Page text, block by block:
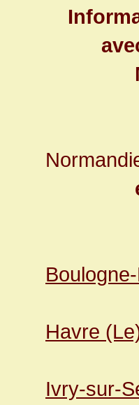
Havre
Ivry-sur-